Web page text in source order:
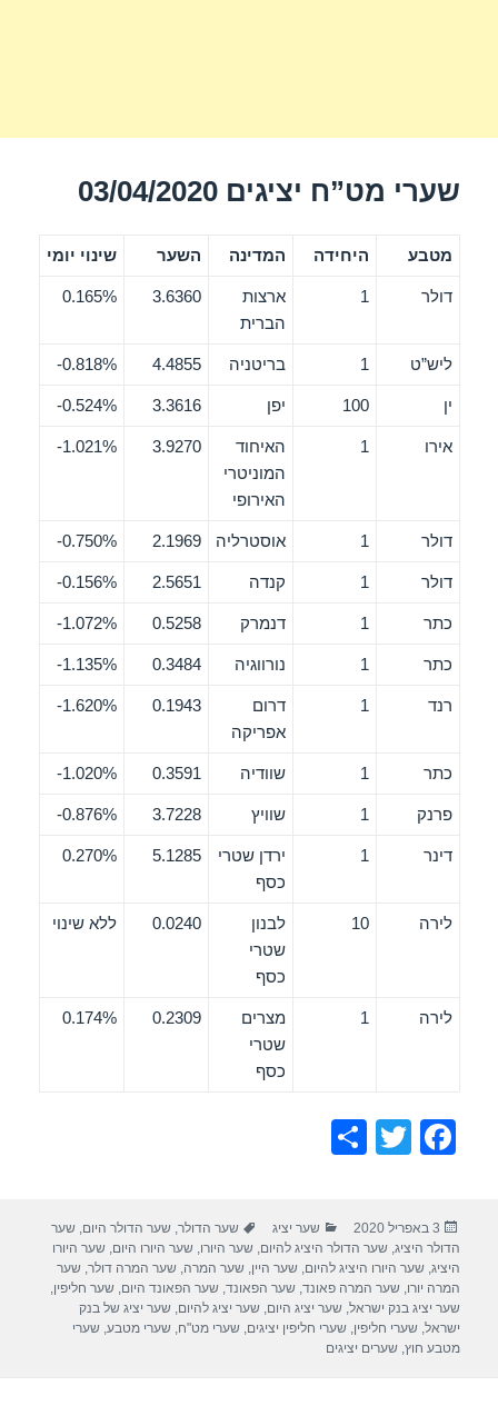
שערי מט”ח יציגים 03/04/2020
מטבע היחידה המדינה השער שינוי יומי
דולר 1
ארצות
הברית
3.6360
0.165%
ליש”ט 1 בריטניה 4.4855
0.818%-
ין 100 יפן 3.3616
0.524%-
אירו 1
האיחוד
המוניטרי
האירופי
3.9270
1.021%-
דולר 1 אוסטרליה 2.1969
0.750%-
דולר 1 קנדה 2.5651
0.156%-
כתר 1 דנמרק 0.5258
1.072%-
כתר 1 נורווגיה 0.3484
1.135%-
רנד 1
דרום
אפריקה
0.1943
1.620%-
כתר 1 שוודיה 0.3591
1.020%-
פרנק 1 שוויץ 3.7228
0.876%-
דינר 1
ירדן שטרי
כסף
5.1285
0.270%
לירה 10
לבנון
שטרי
כסף
0.0240 ללא שינוי
לירה 1
מצרים
שטרי
כסף
0.2309
0.174%
F
e
b
o
o
T
er
e
פורסם
בתאריך
3 באפריל 2020 קטגוריות
שער יציג תגיות
שער הדולר,שער הדולר היום,שער
הדולר היציג,שער הדולר היציג להיום,שער היורו,שער היורו היום,שער היורו
היציג,שער היורו היציג להיום,שער היין,שער המרה,שער המרה דולר,שער
המרה יורו,שער המרה פאונד,שער הפאונד,שער הפאונד היום,שער חליפין,
שער יציג בנק ישראל,שער יציג היום,שער יציג להיום,שער יציג של בנק
ישראל,שערי חליפין,שערי חליפין יציגים,שערי מט"ח,שערי מטבע,שערי
מטבע חוץ,שערים יציגים